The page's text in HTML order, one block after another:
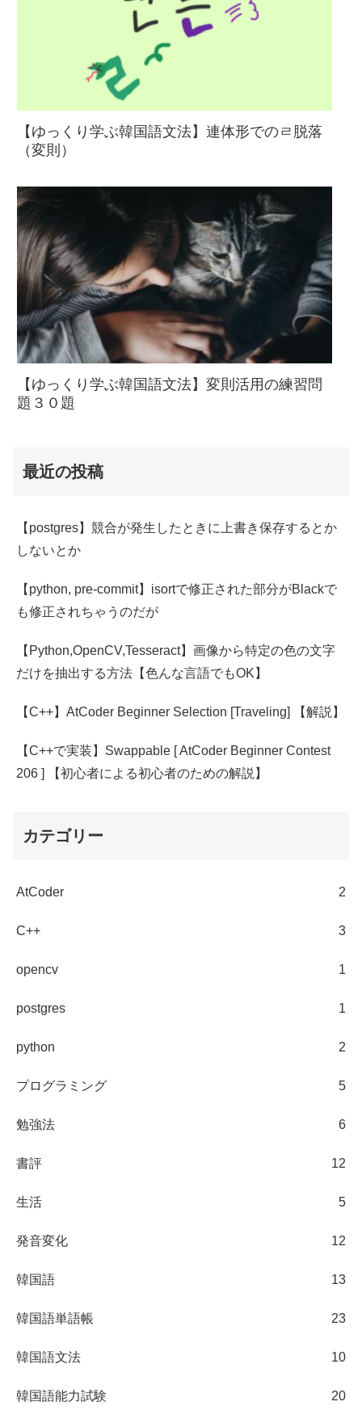
【ゆっくり学ぶ韓国語文法】連体形でのㄹ脱落
（変則）
【ゆっくり学ぶ韓国語文法】変則活用の練習問
題３０題
最近の投稿
【postgres】競合が発生したときに上書き保存するとか
しないとか
【python, pre-commit】isortで修正された部分がBlackで
も修正されちゃうのだが
【Python,OpenCV,Tesseract】画像から特定の色の文字
だけを抽出する方法【色んな言語でもOK】
【C++】AtCoder Beginner Selection [Traveling] 【解説】
【C++で実装】Swappable [ AtCoder Beginner Contest
206 ] 【初心者による初心者のための解説】
カテゴリー
AtCoder 2
C++ 3
opencv 1
postgres 1
python 2
プログラミング 5
勉強法 6
書評 12
生活 5
発音変化 12
韓国語 13
韓国語単語帳 23
韓国語文法 10
韓国語能力試験 20